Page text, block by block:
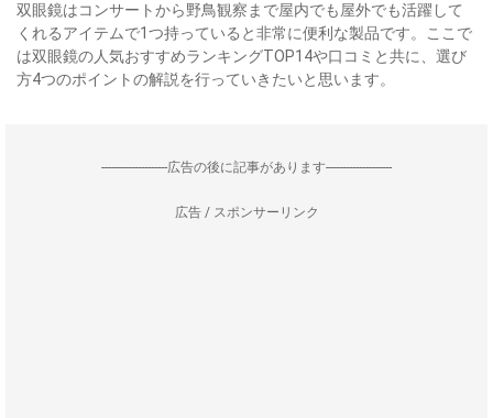
双眼鏡はコンサートから野鳥観察まで屋内でも屋外でも活躍して
くれるアイテムで1つ持っていると非常に便利な製品です。ここで
は双眼鏡の人気おすすめランキングTOP14や口コミと共に、選び
方4つのポイントの解説を行っていきたいと思います。
--------------------広告の後に記事があります--------------------
広告 / スポンサーリンク